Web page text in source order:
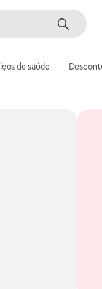
de saúde